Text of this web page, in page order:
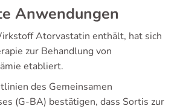
Anwendungen
Atorvastatin enthält, hat sich
zur Behandlung von
etabliert.
des Gemeinsamen
(G-BA) bestätigen, dass Sortis zur